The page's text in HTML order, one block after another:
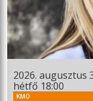
2026. augusztus
hétfő 18:00
KMO